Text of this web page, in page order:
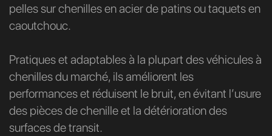
pelles sur chenilles en acier de patins ou taquets en
caoutchouc.
Pratiques et adaptables à la plupart des véhicules à
chenilles du marché, ils améliorent les
performances et réduisent le bruit, en évitant l’usure
des pièces de chenille et la détérioration des
surfaces de transit.